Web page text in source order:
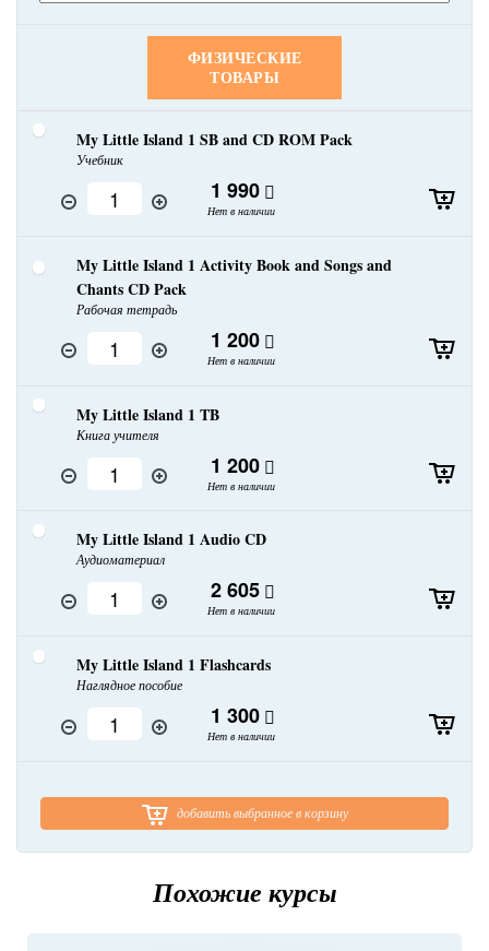
ФИЗИЧЕСКИЕ
ТОВАРЫ
My Little Island 1 SB and CD ROM Pack
Учебник
1 990
Нет в наличии
My Little Island 1 Activity Book and Songs and
Chants CD Pack
Рабочая тетрадь
1 200
Нет в наличии
My Little Island 1 TB
Книга учителя
1 200
Нет в наличии
My Little Island 1 Audio CD
Аудиоматериал
2 605
Нет в наличии
My Little Island 1 Flashcards
Наглядное пособие
1 300
Нет в наличии
добавить выбранное в корзину
Похожие курсы